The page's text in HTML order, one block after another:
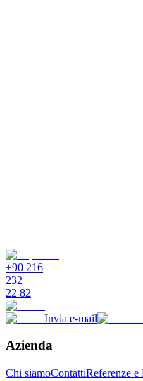
+90 216
232
22 82
Invia e-mail
Azienda
Chi siamoContattiReferenze e